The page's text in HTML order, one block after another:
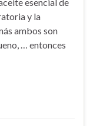
y la
ambos son
… entonces